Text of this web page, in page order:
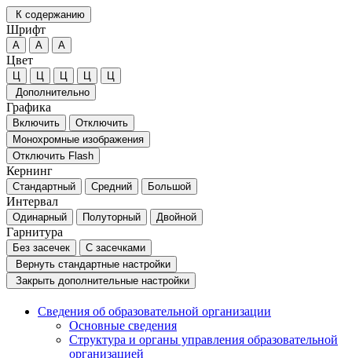
К содержанию
Шрифт
А А А
Цвет
Ц Ц Ц Ц
Ц
Дополнительно
Графика
Включить
Отключить
Монохромные изображения
Отключить Flash
Кернинг
Стандартный Средний Большой
Интервал
Одинарный Полуторный Двойной
Гарнитура
Без засечек
С засечками
Вернуть стандартные настройки
Закрыть дополнительные настройки
Сведения об образовательной организации
Основные сведения
Структура и органы управления образовательной
организацией